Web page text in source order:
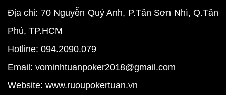
Địa chỉ: 70 Nguyễn Quý Anh, P.Tân Sơn Nhì, Q.Tân
Phú, TP.HCM
Hotline: 094.2090.079
Email: vominhtuanpoker2018@gmail.com
Website: www.ruoupokertuan.vn